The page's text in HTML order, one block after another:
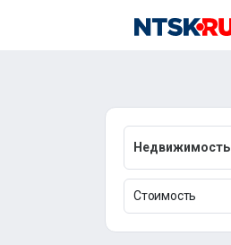
Недвижимость
Стоимость